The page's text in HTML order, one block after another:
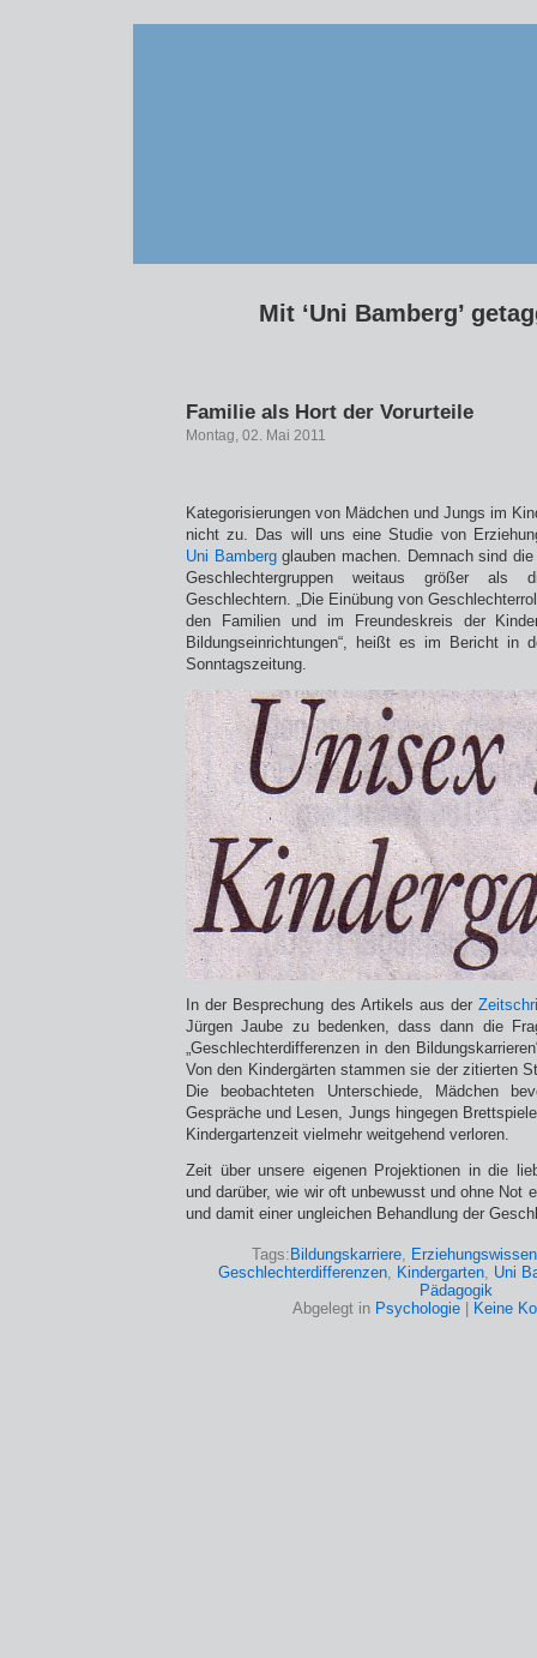
Mit ‘Uni Bamberg’
Familie als Hort der Vorurteile
Montag, 02. Mai 2011
Kategorisierungen von Mädchen und Jungs im
nicht zu. Das will uns eine Studie von
Uni Bambergglauben machen. Demnach sind
Geschlechtergruppen weitaus größer als
Geschlechtern. „Die Einübung von
den Familien und im Freundeskreis der
Bildungseinrichtungen“, heißt es im Bericht in
Sonntagszeitung.
In der Besprechung des Artikels aus der
Jürgen Jaube zu bedenken, dass dann die
„Geschlechterdifferenzen in den
Von den Kindergärten stammen sie der zitierten
Die beobachteten Unterschiede, Mädchen
Gespräche und Lesen, Jungs hingegen
Kindergartenzeit vielmehr weitgehend verloren.
Zeit über unsere eigenen Projektionen in die
und darüber, wie wir oft unbewusst und ohne Not
und damit einer ungleichen Behandlung der
Tags: Bildungskarriere,
Geschlechterdifferenzen, Kindergarten, Uni
Pädagogik
Abgelegt in Psychologie| Keine